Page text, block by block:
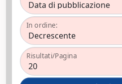
In ordine:
Risultati/Pagina